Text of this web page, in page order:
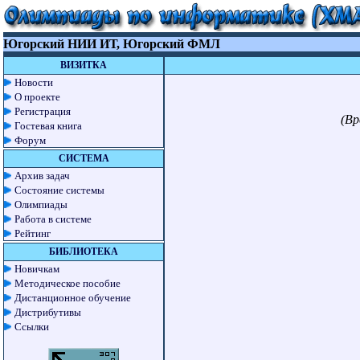
Югорский НИИ ИТ, Югорский ФМЛ
ВИЗИТКА
Новости
О проекте
Регистрация
Гостевая книга
Форум
СИСТЕМА
Архив задач
Состояние системы
Олимпиады
Работа в системе
Рейтинг
БИБЛИОТЕКА
Новичкам
Методическое пособие
Дистанционное обучение
Дистрибутивы
Ссылки